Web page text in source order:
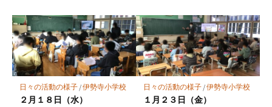
日々の活動の様子/伊勢寺小学校
２月１８日（水）
日々の活動の様子/伊勢寺小学校
１月２３日（金）